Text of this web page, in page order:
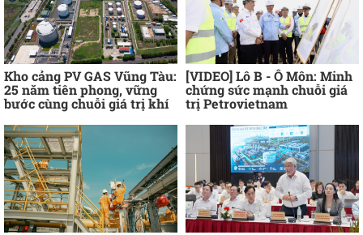
Kho cảng PV GAS Vũng Tàu:
25 năm tiên phong, vững
bước cùng chuỗi giá trị khí
[VIDEO] Lô B - Ô Môn: Minh
chứng sức mạnh chuỗi giá
trị Petrovietnam